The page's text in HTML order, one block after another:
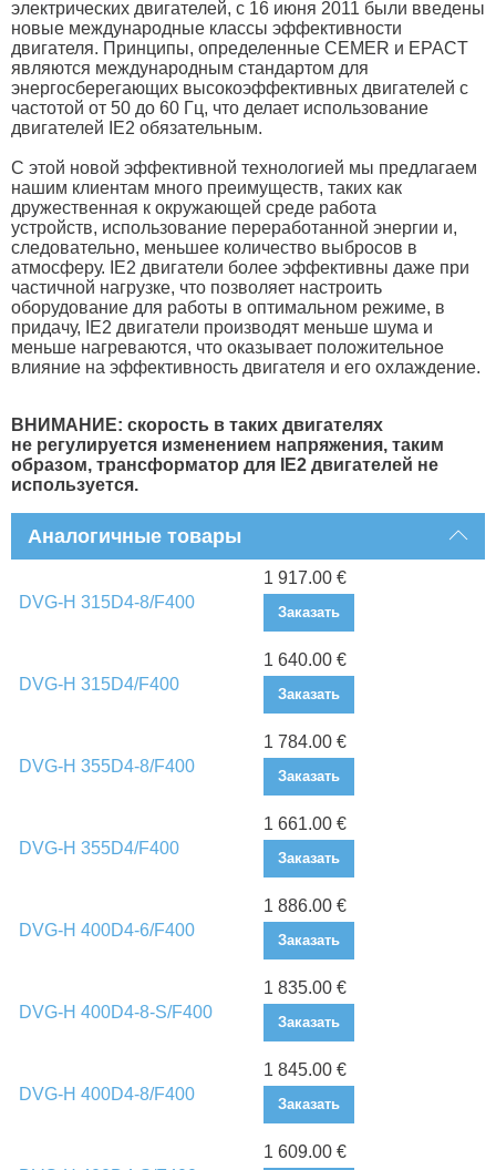
электрических двигателей, с 16 июня 2011 были введены
новые международные классы эффективности
двигателя. Принципы, определенные CEMER и EPACT
являются международным стандартом для
энергосберегающих высокоэффективных двигателей с
частотой от 50 до 60 Гц, что делает использование
двигателей IE2 обязательным.
С этой новой эффективной технологией мы предлагаем
нашим клиентам много преимуществ, таких как
дружественная к окружающей среде работа
устройств, использование переработанной энергии и,
следовательно, меньшее количество выбросов в
атмосферу. IE2 двигатели более эффективны даже при
частичной нагрузке, что позволяет настроить
оборудование для работы в оптимальном режиме, в
придачу, IE2 двигатели производят меньше шума и
меньше нагреваются, что оказывает положительное
влияние на эффективность двигателя и его охлаждение.
ВНИМАНИЕ: скорость в таких двигателях
не регулируется изменением напряжения, таким
образом, трансформатор для IE2 двигателей не
используется.
Аналогичные товары
DVG-H 315D4-8/F400
1 917.00 €
Заказать
DVG-H 315D4/F400
1 640.00 €
Заказать
DVG-H 355D4-8/F400
1 784.00 €
Заказать
DVG-H 355D4/F400
1 661.00 €
Заказать
DVG-H 400D4-6/F400
1 886.00 €
Заказать
DVG-H 400D4-8-S/F400
1 835.00 €
Заказать
DVG-H 400D4-8/F400
1 845.00 €
Заказать
1 609.00 €